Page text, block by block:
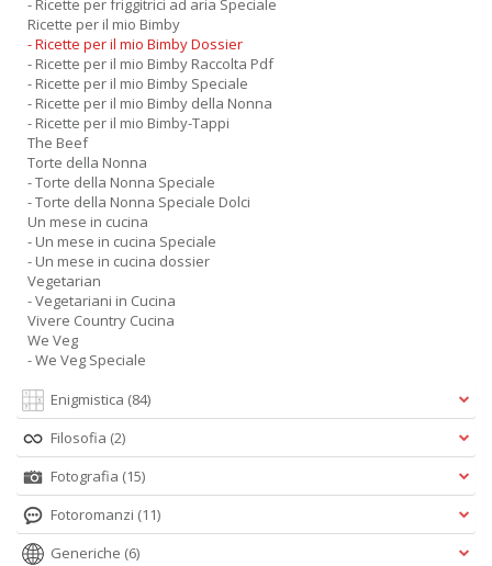
- Ricette per friggitrici ad aria Speciale
Ricette per il mio Bimby
- Ricette per il mio Bimby Dossier
- Ricette per il mio Bimby Raccolta Pdf
- Ricette per il mio Bimby Speciale
- Ricette per il mio Bimby della Nonna
- Ricette per il mio Bimby-Tappi
The Beef
Torte della Nonna
- Torte della Nonna Speciale
- Torte della Nonna Speciale Dolci
Un mese in cucina
- Un mese in cucina Speciale
- Un mese in cucina dossier
Vegetarian
- Vegetariani in Cucina
Vivere Country Cucina
We Veg
- We Veg Speciale
Enigmistica (84)
Filosofia (2)
Fotografia (15)
Fotoromanzi (11)
Generiche (6)